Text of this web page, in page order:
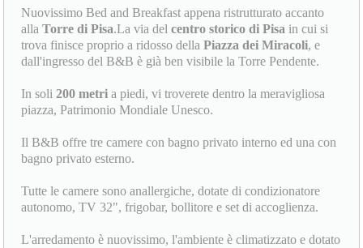
Nuovissimo Bed and Breakfast appena ristrutturato accanto
allaTorre di Pisa.La via delcentro storico di Pisa in cui si
trova finisce proprio a ridosso dellaPiazza dei Miracoli, e
dall'ingresso del B&B è già ben visibile la Torre Pendente.
In soli 200 metri a piedi, vi troverete dentro la meravigliosa
piazza, Patrimonio Mondiale Unesco.
Il B&B offre tre camere con bagno privato interno ed una con
bagno privato esterno.
Tutte le camere sono anallergiche, dotate di condizionatore
autonomo, TV 32", frigobar, bollitore e set di accoglienza.
L'arredamento è nuovissimo, l'ambiente è climatizzato e dotato